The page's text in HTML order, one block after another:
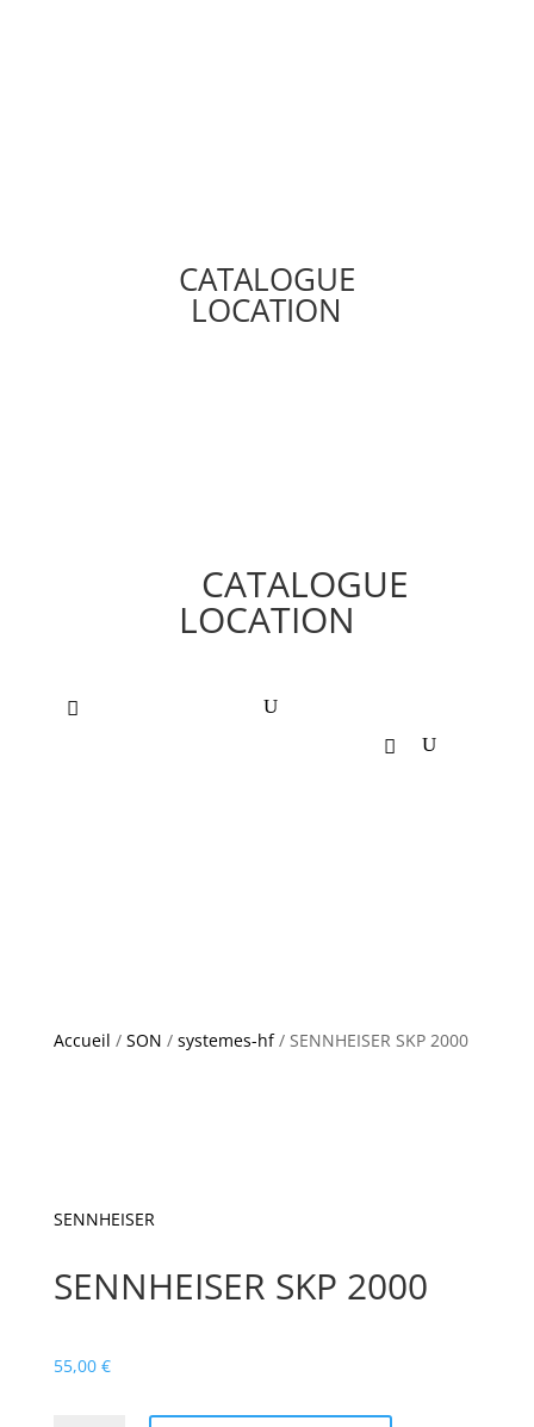
CATALOGUE
LOCATION
CATALOGUE
LOCATION
Accueil / SON / systemes-hf/ SENNHEISER SKP 2000
SENNHEISER
SENNHEISER SKP 2000
55,00 €